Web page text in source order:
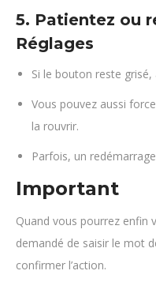
5. Patientez ou
Réglages
Si le bouton reste
Vous pouvez aussi
la rouvrir.
Parfois, un
Important
Quand vous pourrez enfin
demandé de saisir le mot
confirmer l’action.